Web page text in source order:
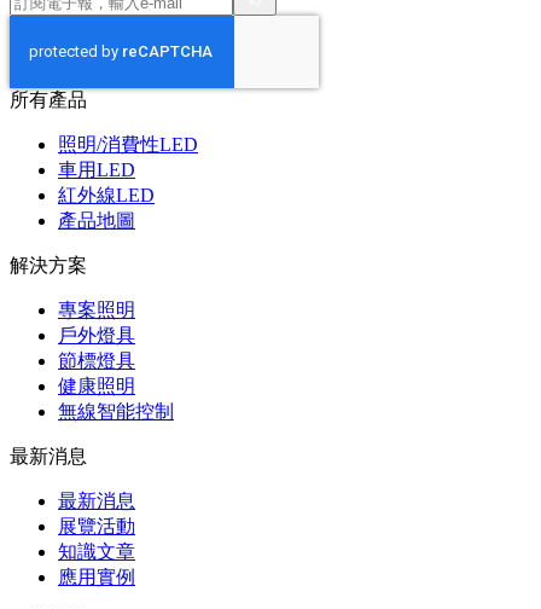
所有產品
照明/消費性LED
車用LED
紅外線LED
產品地圖
解決方案
專案照明
戶外燈具
節標燈具
健康照明
無線智能控制
最新消息
最新消息
展覽活動
知識⽂章
應⽤實例